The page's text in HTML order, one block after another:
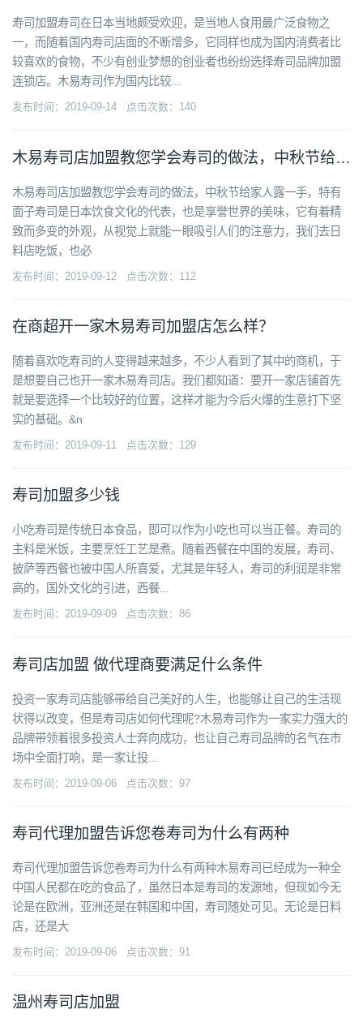
寿司加盟寿司在日本当地颇受欢迎，是当地人食用最广泛食物之
一，而随着国内寿司店面的不断增多，它同样也成为国内消费者比
较喜欢的食物，不少有创业梦想的创业者也纷纷选择寿司品牌加盟
连锁店。木易寿司作为国内比较...
发布时间：2019-09-14 点击次数：140
木易寿司店加盟教您学会寿司的做法，中秋节给家人露一手，特有面子
木易寿司店加盟教您学会寿司的做法，中秋节给家人露一手，特有
面子寿司是日本饮食文化的代表，也是享誉世界的美味，它有着精
致而多变的外观，从视觉上就能一眼吸引人们的注意力，我们去日
料店吃饭，也必
发布时间：2019-09-12 点击次数：112
在商超开一家木易寿司加盟店怎么样？
随着喜欢吃寿司的人变得越来越多，不少人看到了其中的商机，于
是想要自己也开一家木易寿司店。我们都知道：要开一家店铺首先
就是要选择一个比较好的位置，这样才能为今后火爆的生意打下坚
实的基础。&n
发布时间：2019-09-11 点击次数：129
寿司加盟多少钱
小吃寿司是传统日本食品，即可以作为小吃也可以当正餐。寿司的
主料是米饭，主要烹饪工艺是煮。随着西餐在中国的发展，寿司、
披萨等西餐也被中国人所喜爱，尤其是年轻人，寿司的利润是非常
高的，国外文化的引进，西餐...
发布时间：2019-09-09 点击次数：86
寿司店加盟 做代理商要满足什么条件
投资一家寿司店能够带给自己美好的人生，也能够让自己的生活现
状得以改变，但是寿司店如何代理呢?木易寿司作为一家实力强大的
品牌带领着很多投资人士奔向成功，也让自己寿司品牌的名气在市
场中全面打响，是一家让投...
发布时间：2019-09-06 点击次数：97
寿司代理加盟告诉您卷寿司为什么有两种
寿司代理加盟告诉您卷寿司为什么有两种木易寿司已经成为一种全
中国人民都在吃的食品了，虽然日本是寿司的发源地，但现如今无
论是在欧洲，亚洲还是在韩国和中国，寿司随处可见。无论是日料
店，还是大
发布时间：2019-09-06 点击次数：91
温州寿司店加盟